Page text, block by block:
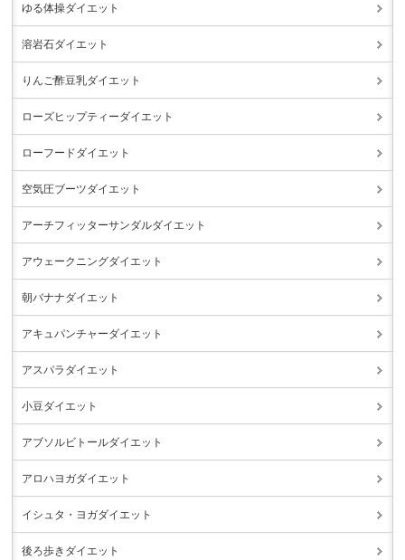
ゆる体操ダイエット
溶岩石ダイエット
りんご酢豆乳ダイエット
ローズヒップティーダイエット
ローフードダイエット
空気圧ブーツダイエット
アーチフィッターサンダルダイエット
アウェークニングダイエット
朝バナナダイエット
アキュパンチャーダイエット
アスパラダイエット
小豆ダイエット
アブソルビトールダイエット
アロハヨガダイエット
イシュタ・ヨガダイエット
後ろ歩きダイエット